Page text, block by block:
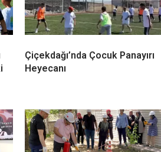
Çiçekdağı’nda Çocuk Panayırı
Heyecanı